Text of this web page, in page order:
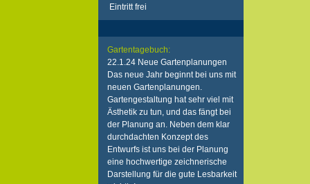
Eintritt frei
Gartentagebuch:
22.1.24 Neue Gartenplanungen
Das neue Jahr beginnt bei uns mit
neuen Gartenplanungen.
Gartengestaltung hat sehr viel mit
Ästhetik zu tun, und das fängt bei
der Planung an. Neben dem klar
durchdachten Konzept des
Entwurfs ist uns bei der Planung
eine hochwertige zeichnerische
Darstellung für die gute Lesbarkeit